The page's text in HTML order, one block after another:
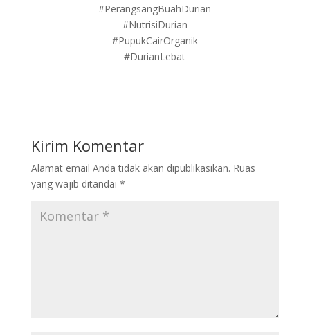
#PerangsangBuahDurian
#NutrisiDurian
#PupukCairOrganik
#DurianLebat
Kirim Komentar
Alamat email Anda tidak akan dipublikasikan. Ruas
yang wajib ditandai *